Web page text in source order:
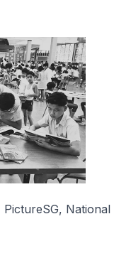
PictureSG, National